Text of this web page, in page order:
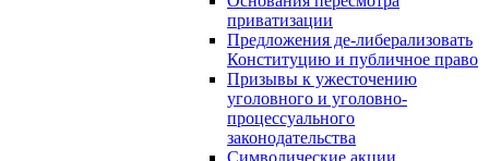
приватизации
Предложения де-либерализовать
Конституцию и публичное право
Призывы к ужесточению
уголовного и уголовно-
процессуального
законодательства
Символические акции